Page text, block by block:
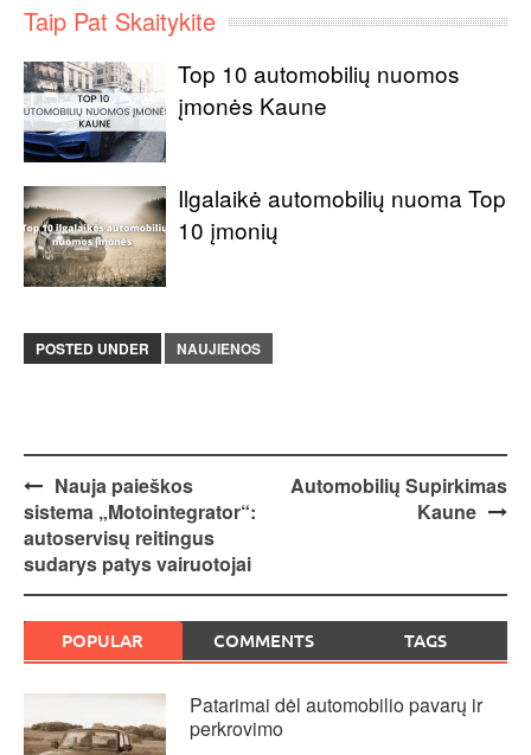
Taip Pat Skaitykite
Top 10 automobilių nuomos
įmonės Kaune
Ilgalaikė automobilių nuoma Top
10 įmonių
POSTED UNDER NAUJIENOS
Post
navigation
Nauja paieškos
sistema „Motointegrator“:
autoservisų reitingus
sudarys patys vairuotojai
Automobilių Supirkimas
Kaune
POPULAR COMMENTS TAGS
Patarimai dėl automobilio pavarų ir
perkrovimo